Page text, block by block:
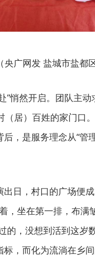
央广网发 盐城市盐都
”悄然开启。团队主
居）百姓的家门口
，是服务理念从“管
日，村口的广场便
，坐在第一排，布满
的，没想到活到这岁
，而化为流淌在乡